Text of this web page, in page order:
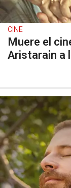
CINE
Muere el
Aristarain a